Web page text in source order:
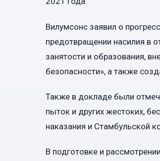
Вилумсонс заявил о
предотвращении насилия в
занятости и образования,
безопасности», а также
Также в докладе были
пыток и других жестоких,
наказания и Стамбульской
В подготовке и